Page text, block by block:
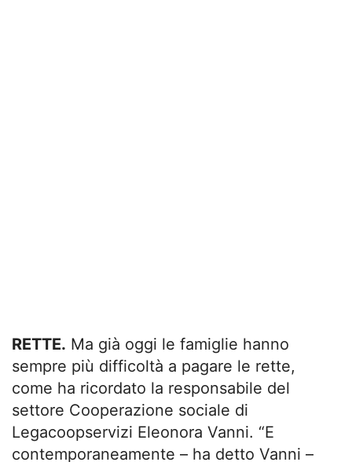
RETTE. Ma già oggi le famiglie hanno
sempre più difficoltà a pagare le rette,
come ha ricordato la responsabile del
settore Cooperazione sociale di
Legacoopservizi Eleonora Vanni. “E
contemporaneamente – ha detto Vanni –